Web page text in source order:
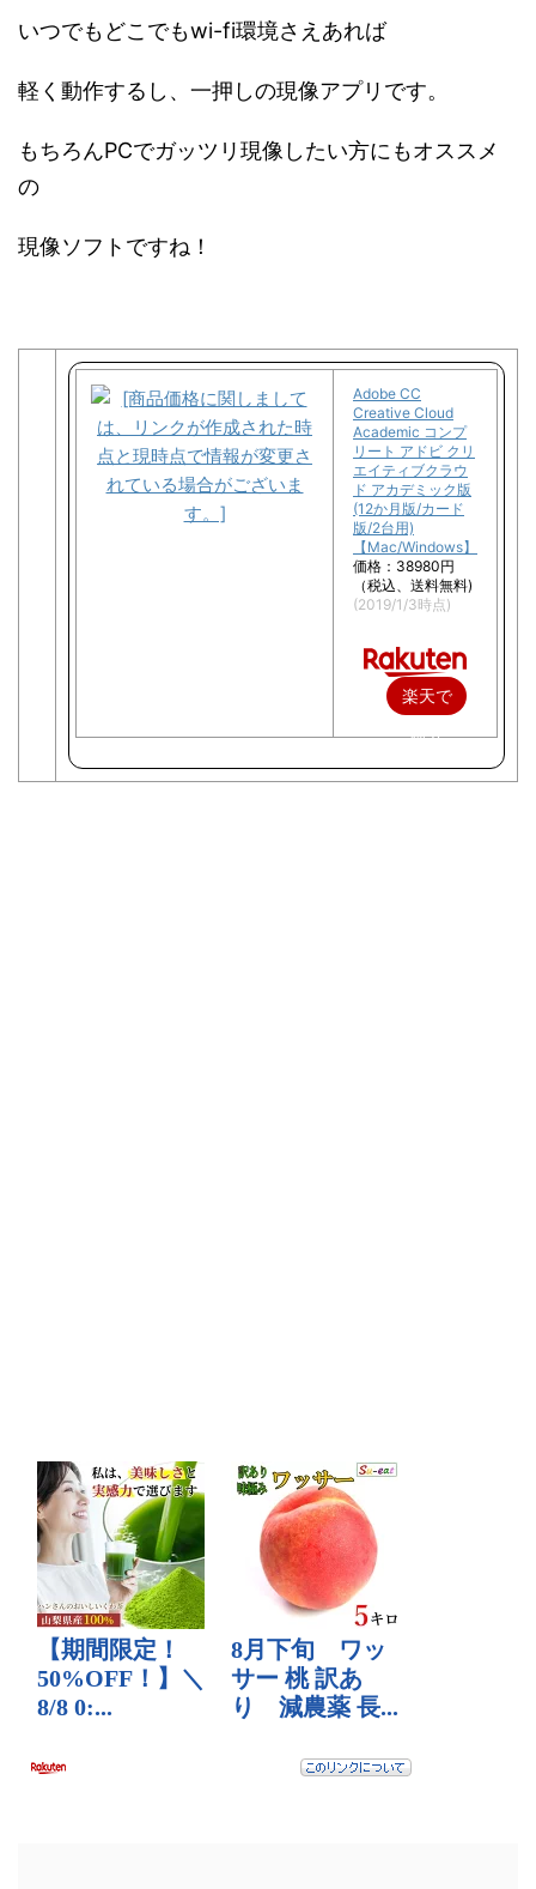
いつでもどこでもwi-fi環境さえあれば
軽く動作するし、一押しの現像アプリです。
もちろんPCでガッツリ現像したい方にもオススメ
の
現像ソフトですね！
Adobe CC
Creative Cloud
Academic コンプ
リート アドビ クリ
エイティブクラウ
ド アカデミック版
(12か月版/カード
版/2台用)
【Mac/Windows】
価格：38980円
（税込、送料無料)
(2019/1/3時点)
楽天で
購入